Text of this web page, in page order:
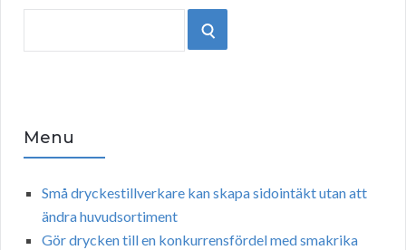
SEARCH
Menu
Små dryckestillverkare kan skapa sidointäkt utan att
ändra huvudsortiment
Gör drycken till en konkurrensfördel med smakrika